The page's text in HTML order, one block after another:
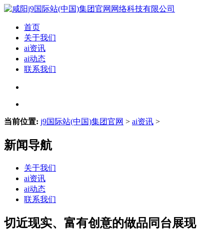
首页
关于我们
ai资讯
ai动态
联系我们
当前位置: j9国际站(中国)集团官网 > ai资讯 >
新闻导航
关于我们
ai资讯
ai动态
联系我们
切近现实、富有创意的做品同台展现